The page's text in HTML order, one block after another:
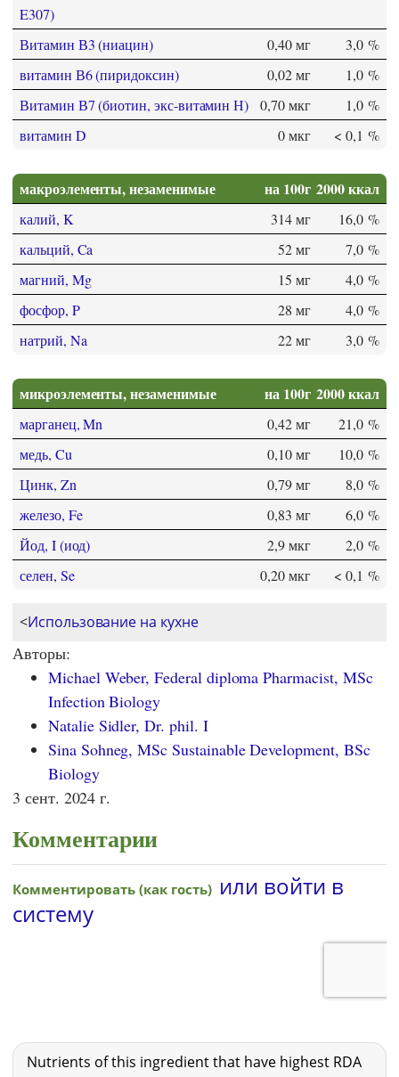
E307)
Витамин В3 (ниацин)
0,40 мг
3,0 %
витамин В6 (пиридоксин)
0,02 мг
1,0 %
Витамин В7 (биотин, экс-витамин Н)
0,70 мкг
1,0 %
витамин D
0 мкг < 0,1 %
макроэлементы, незаменимые на 100г 2000 ккал
калий, K 314 мг
16,0 %
кальций, Ca
52 мг
7,0 %
магний, Mg
15 мг
4,0 %
фосфор, P
28 мг
4,0 %
натрий, Na
22 мг 3,0 %
микроэлементы, незаменимые на 100г 2000 ккал
марганец, Mn 0,42 мг
21,0 %
медь, Cu
0,10 мг
10,0 %
Цинк, Zn
0,79 мг
8,0 %
железо, Fe
0,83 мг
6,0 %
Йод, I (иод)
2,9 мкг
2,0 %
селен, Se
0,20 мкг < 0,1 %
<Использование на кухне
Авторы:
Michael Weber, Federal diploma Pharmacist, MSc
Infection Biology
Natalie Sidler, Dr. phil. I
Sina Sohneg, MSc Sustainable Development, BSc
Biology
3 сент. 2024 г.
Комментарии
Nutrients of this ingredient that have highest RDA